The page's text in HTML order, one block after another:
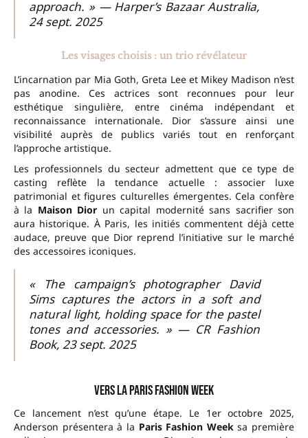
approach. » — Harper’s Bazaar Australia,
24 sept. 2025
Les visages choisis : un trio révélateur
L’incarnation par Mia Goth, Greta Lee et Mikey Madison n’est
pas anodine. Ces actrices sont reconnues pour leur
esthétique singulière, entre cinéma indépendant et
reconnaissance internationale. Dior s’assure ainsi une
visibilité auprès de publics variés tout en renforçant
l’approche artistique.
Les professionnels du secteur admettent que ce type de
casting reflète la tendance actuelle : associer luxe
patrimonial et figures culturelles émergentes. Cela confère
à la Maison Dior un capital modernité sans sacrifier son
aura historique. À Paris, les initiés commentent déjà cette
audace, preuve que Dior reprend l’initiative sur le marché
des accessoires iconiques.
« The campaign’s photographer David
Sims captures the actors in a soft and
natural light, holding space for the pastel
tones and accessories. » — CR Fashion
Book, 23 sept. 2025
Vers la Paris Fashion Week
Ce lancement n’est qu’une étape. Le 1er octobre 2025,
Anderson présentera à la Paris Fashion Weeksa première